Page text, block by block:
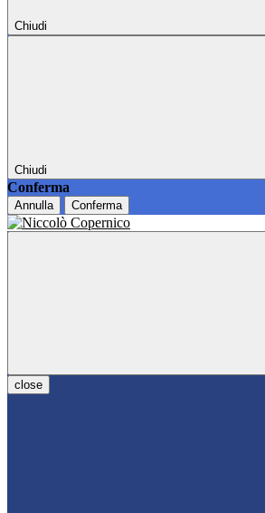
Chiudi
Chiudi
Conferma
Annulla Conferma
close